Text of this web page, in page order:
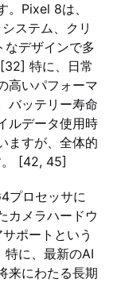
。Pixel 8は、
ステム、クリ
デザインで多
特に、日常
高いパフォーマ
バッテリー寿命
ルデータ使用時
ますが、全体的
。 [42, 45]
プロセッサに
カメラハードウ
ポートという
特に、最新のAI
来にわたる長期